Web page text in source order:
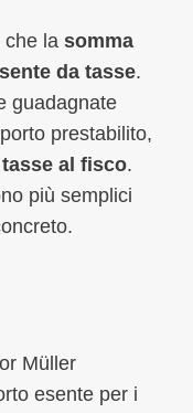
che la somma
da tasse.
guadagnate
prestabilito,
al fisco.
più semplici
Müller
esente per i